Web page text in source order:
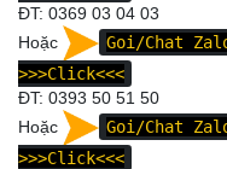
ĐT: 0369 03 04 03
Hoặc
Goi/Chat
>>>Click<<<
ĐT: 0393 50 51 50
Hoặc
Goi/Chat
>>>Click<<<